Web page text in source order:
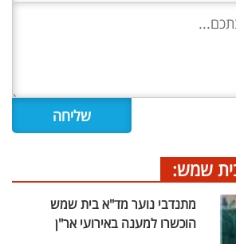
שמש:
מתנדבי נוער מד"א בית שמש
הוכשרו למענה באירועי אר"ן